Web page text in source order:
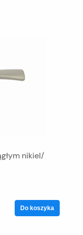
nikiel/
Do koszyka